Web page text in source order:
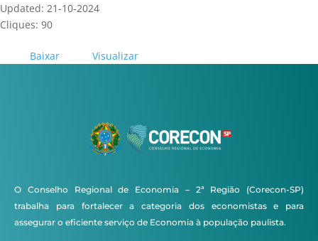
Updated: 21-10-2024
Cliques: 90
Baixar Visualizar
O Conselho Regional de Economia – 2ª Região (Corecon-SP)
trabalha para fortalecer a categoria dos economistas e para
assegurar o eficiente serviço de Economia à população paulista.